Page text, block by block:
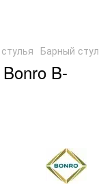
Барный
B-